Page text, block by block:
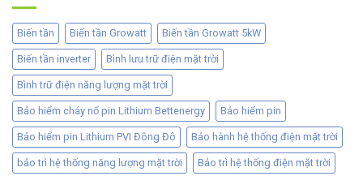
Biến tần Biến tần Growatt Biến tần Growatt 5kW
Biến tần inverter Bình lưu trữ điện mặt trời
Bình trữ điện năng lượng mặt trời
Bảo hiểm cháy nổ pin Lithium Bettenergy Bảo hiểm pin
Bảo hiểm pin Lithium PVI Đông Đô Bảo hành hệ thống điện mặt trời
bảo trì hệ thống năng lượng mặt trời Bảo trì hệ thống điện mặt trời